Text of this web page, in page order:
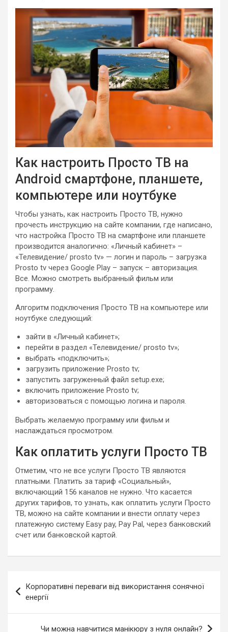
Как настроить Просто ТВ на
Android смартфоне, планшете,
компьютере или ноутбуке
Чтобы узнать, как настроить Просто ТВ, нужно
прочесть инструкцию на сайте компании, где написано,
что настройка Просто ТВ на смартфоне или планшете
производится аналогично: «Личный кабинет» –
«Телевидение/ prosto tv» — логин и пароль – загрузка
Prosto tv через Google Play – запуск – авторизация.
Все. Можно смотреть выбранный фильм или
программу.
Алгоритм подключения Просто ТВ на компьютере или
ноутбуке следующий:
зайти в «Личный кабинет»;
перейти в раздел «Телевидение/ prosto tv»;
выбрать «подключить»;
загрузить приложение Prosto tv;
запустить загруженный файл setup.exe;
включить приложение Prosto tv;
авторизоваться с помощью логина и пароля.
Выбрать желаемую программу или фильм и
наслаждаться просмотром.
Как оплатить услуги Просто ТВ
Отметим, что не все услуги Просто ТВ являются
платными. Платить за тариф «Социальный»,
включающий 156 каналов не нужно. Что касается
других тарифов, то узнать, как оплатить услуги Просто
ТВ, можно на сайте компании и внести оплату через
платежную систему Easy pay, Pay Pal, через банковский
счет или банковской картой.
по
записям
Корпоративні переваги від використання сонячної
енергії
Чи можна навчитися манікюру з нуля онлайн?